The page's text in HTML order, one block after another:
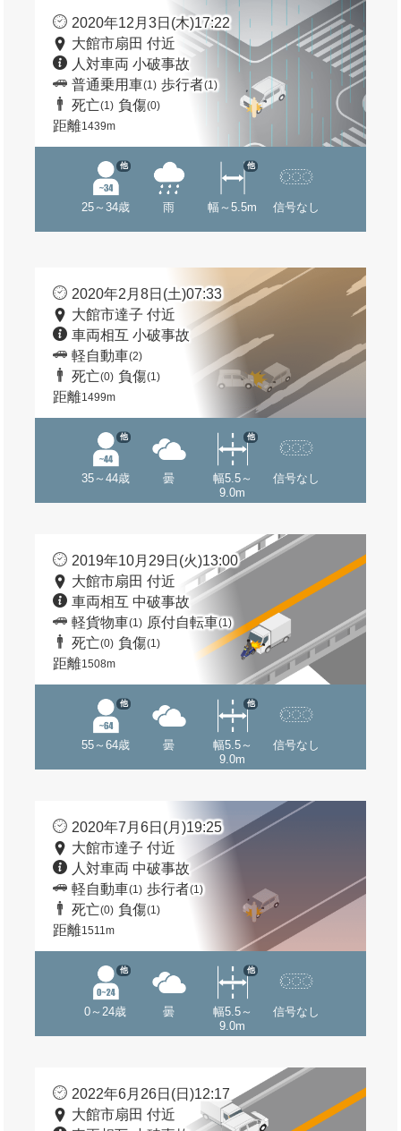
2020年12月3日(木)17:22
大館市扇田 付近
人対車両 小破事故
普通乗用車(1) 歩行者(1)
死亡(1) 負傷(0)
距離1439m
25～34歳
他
雨 幅～5.5m
他
信号なし
2020年2月8日(土)07:33
大館市達子 付近
車両相互 小破事故
軽自動車(2)
死亡(0) 負傷(1)
距離1499m
35～44歳
他
曇
幅5.5～
9.0m
他
信号なし
2019年10月29日(火)13:00
大館市扇田 付近
車両相互 中破事故
軽貨物車(1) 原付自転車(1)
死亡(0) 負傷(1)
距離1508m
55～64歳
他
曇
幅5.5～
9.0m
他
信号なし
2020年7月6日(月)19:25
大館市達子 付近
人対車両 中破事故
軽自動車(1) 歩行者(1)
死亡(0) 負傷(1)
距離1511m
0～24歳
他
曇
幅5.5～
9.0m
他
信号なし
2022年6月26日(日)12:17
大館市扇田 付近